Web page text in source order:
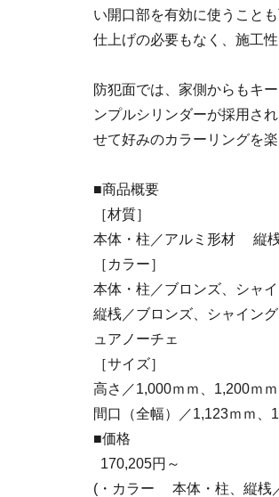
い開口部を有効に使うこと
仕上げの必要もなく、施工
防犯面では、家側からもキ
ンプルシリンダーが採用さ
せて好みのカラーリングを楽
■商品概要
［材質］
本体・柱／アルミ形材 縦
［カラー］
本体・柱／ブロンズ、シャ
縦桟／ブロンズ、シャイン
ュアノーチェ
［サイズ］
高さ／1,000ｍｍ、1,200ｍｍ
間口（全幅）／1,123ｍｍ、
■価格
170,205円～
(・カラー 本体・柱、縦桟